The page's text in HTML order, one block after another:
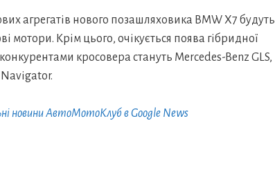
агрегатів нового позашляховика BMW X7 будуть
мотори. Крім цього, очікується поява гібридної
кросовера стануть Mercedes-Benz GLS,
новини АвтоМотоКлуб в Google News